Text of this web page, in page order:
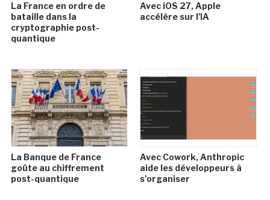
La France en ordre de
bataille dans la
cryptographie post-
quantique
Avec iOS 27, Apple
accélère sur l'IA
La Banque de France
goûte au chiffrement
post-quantique
Avec Cowork, Anthropic
aide les développeurs à
s'organiser